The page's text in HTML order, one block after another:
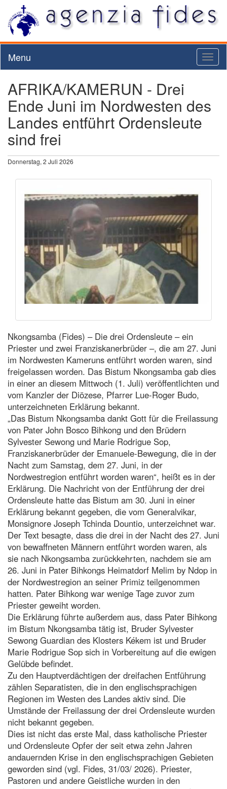
Menu
AFRIKA/KAMERUN - Drei
Ende Juni im Nordwesten des
Landes entführt Ordensleute
sind frei
Donnerstag, 2 Juli 2026
Nkongsamba (Fides) – Die drei Ordensleute – ein
Priester und zwei Franziskanerbrüder –, die am 27. Juni
im Nordwesten Kameruns entführt worden waren, sind
freigelassen worden. Das Bistum Nkongsamba gab dies
in einer an diesem Mittwoch (1. Juli) veröffentlichten und
vom Kanzler der Diözese, Pfarrer Lue-Roger Budo,
unterzeichneten Erklärung bekannt.
„Das Bistum Nkongsamba dankt Gott für die Freilassung
von Pater John Bosco Bihkong und den Brüdern
Sylvester Sewong und Marie Rodrigue Sop,
Franziskanerbrüder der Emanuele-Bewegung, die in der
Nacht zum Samstag, dem 27. Juni, in der
Nordwestregion entführt worden waren“, heißt es in der
Erklärung. Die Nachricht von der Entführung der drei
Ordensleute hatte das Bistum am 30. Juni in einer
Erklärung bekannt gegeben, die vom Generalvikar,
Monsignore Joseph Tchinda Dountio, unterzeichnet war.
Der Text besagte, dass die drei in der Nacht des 27. Juni
von bewaffneten Männern entführt worden waren, als
sie nach Nkongsamba zurückkehrten, nachdem sie am
26. Juni in Pater Bihkongs Heimatdorf Melim by Ndop in
der Nordwestregion an seiner Primiz teilgenommen
hatten. Pater Bihkong war wenige Tage zuvor zum
Priester geweiht worden.
Die Erklärung führte außerdem aus, dass Pater Bihkong
im Bistum Nkongsamba tätig ist, Bruder Sylvester
Sewong Guardian des Klosters Kékem ist und Bruder
Marie Rodrigue Sop sich in Vorbereitung auf die ewigen
Gelübde befindet.
Zu den Hauptverdächtigen der dreifachen Entführung
zählen Separatisten, die in den englischsprachigen
Regionen im Westen des Landes aktiv sind. Die
Umstände der Freilassung der drei Ordensleute wurden
nicht bekannt gegeben.
Dies ist nicht das erste Mal, dass katholische Priester
und Ordensleute Opfer der seit etwa zehn Jahren
andauernden Krise in den englischsprachigen Gebieten
geworden sind (vgl. Fides, 31/03/ 2026). Priester,
Pastoren und andere Geistliche wurden in den